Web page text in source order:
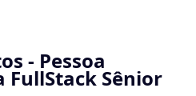
- Pessoa
FullStack Sênior